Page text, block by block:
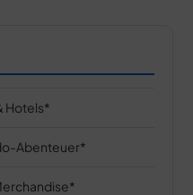
Hotels
Abenteuer